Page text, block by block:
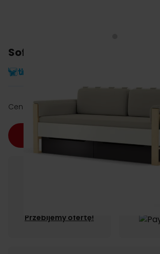
Sofa TIMOORE LOFT PLUS
Cena: zł 3,980.00
Przebijemy ofertę!